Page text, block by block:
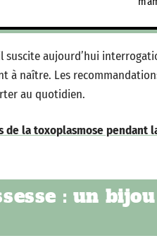
suscite aujourd’hui
à naître. Les
au quotidien.
de la toxoplasmose pendant
: un